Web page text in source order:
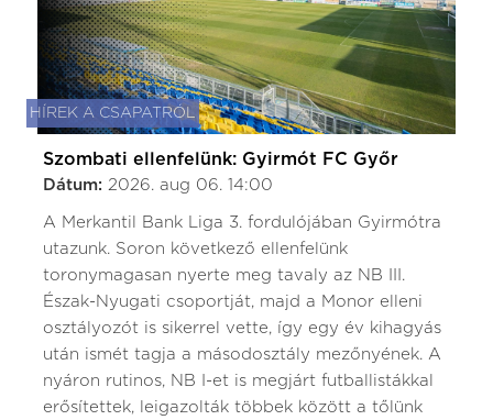
HÍREK A CSAPATRÓL
Szombati ellenfelünk: Gyirmót FC Győr
Dátum: 2026. aug 06. 14:00
A Merkantil Bank Liga 3. fordulójában Gyirmótra
utazunk. Soron következő ellenfelünk
toronymagasan nyerte meg tavaly az NB III.
Észak-Nyugati csoportját, majd a Monor elleni
osztályozót is sikerrel vette, így egy év kihagyás
után ismét tagja a másodosztály mezőnyének. A
nyáron rutinos, NB I-et is megjárt futballistákkal
erősítettek, leigazolták többek között a tőlünk